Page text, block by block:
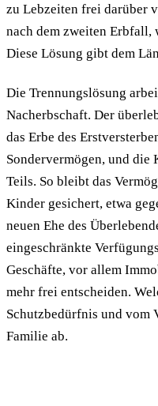
zu Lebzeiten frei darüber
nach dem zweiten Erbfall,
Diese Lösung gibt dem
Die Trennungslösung
Nacherbschaft. Der
das Erbe des
Sondervermögen, und die
Teils. So bleibt das
Kinder gesichert, etwa
neuen Ehe des
eingeschränkte
Geschäfte, vor allem
mehr frei entscheiden.
Schutzbedürfnis und vom
Familie ab.